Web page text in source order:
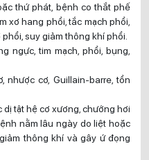
thứ phát, bệnh co thắt phế
xơ hang phổi, tắc mạch phổi,
suy giảm thông khí phổi.
ngực, tim mạch, phổi, bụng,
cơ, Guillain-barre, tổn
tật hệ cơ xương, chướng hơi
nằm lâu ngày do liệt hoặc
thông khí và gây ứ đọng